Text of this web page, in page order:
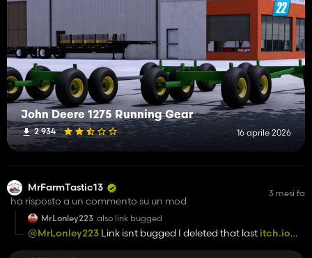
John Deere 1275 Running Gear
2 934 16 aprile 2026
MrFarmTastic13
ha risposto a un commento su un mod
3 mesi fa
MrLonley223 also link bugged
@MrLonley223 Link isnt bugged I deleted that last itch.io